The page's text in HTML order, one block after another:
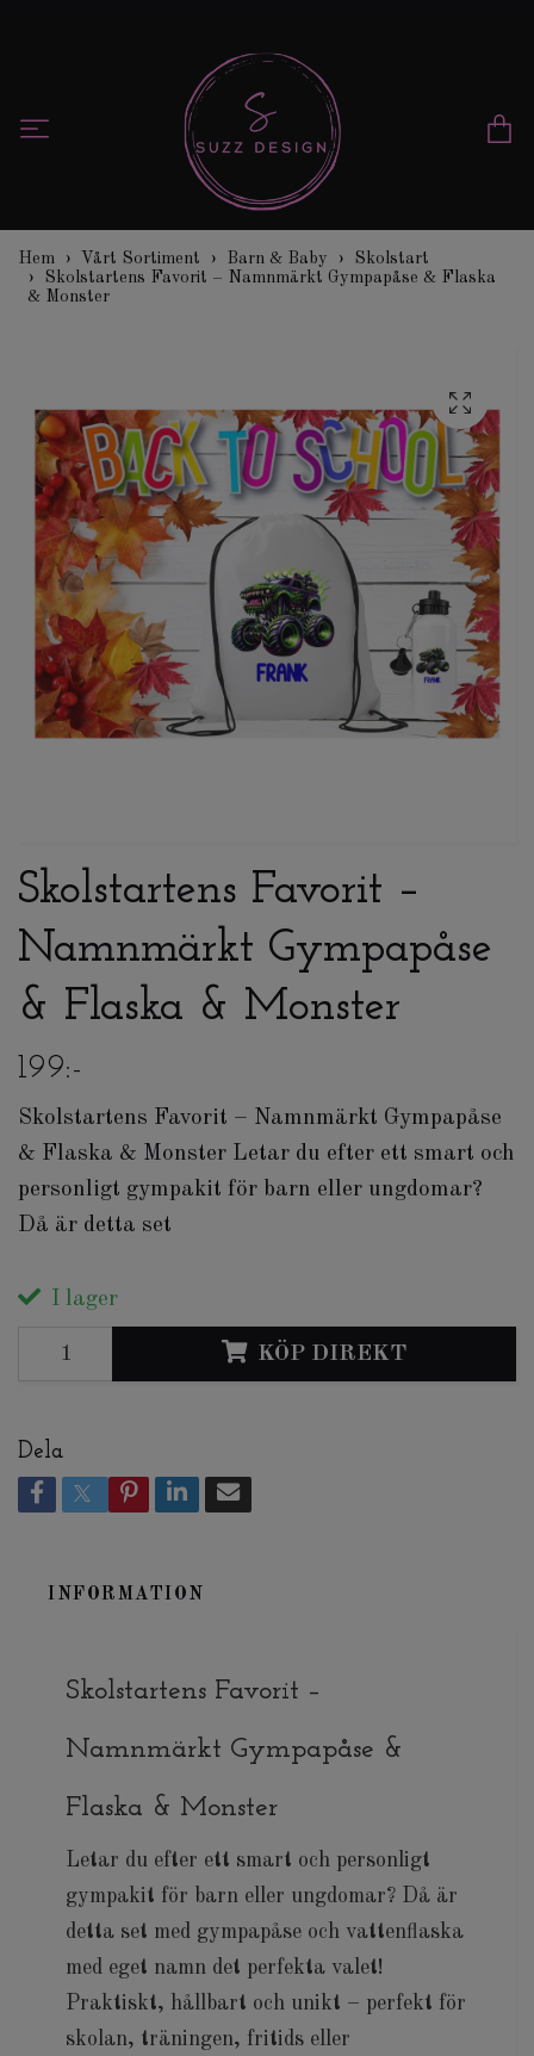
Hem Vårt Sortiment Barn & Baby
Skolstart
Skolstartens Favorit – Namnmärkt Gympapåse & Flaska
& Monster
Skolstartens Favorit –
Namnmärkt Gympapåse
& Flaska & Monster
199:-
Skolstartens Favorit – Namnmärkt Gympapåse
& Flaska & Monster Letar du efter ett smart och
personligt gympakit för barn eller ungdomar?
Då är detta set
I lager
KÖP DIREKT
Dela
INFORMATION
Skolstartens Favorit –
Namnmärkt Gympapåse &
Flaska & Monster
Letar du efter ett smart och personligt
gympakit för barn eller ungdomar? Då är
detta set med gympapåse och vattenflaska
med eget namn det perfekta valet!
Praktiskt, hållbart och unikt – perfekt för
skolan, träningen, fritids eller